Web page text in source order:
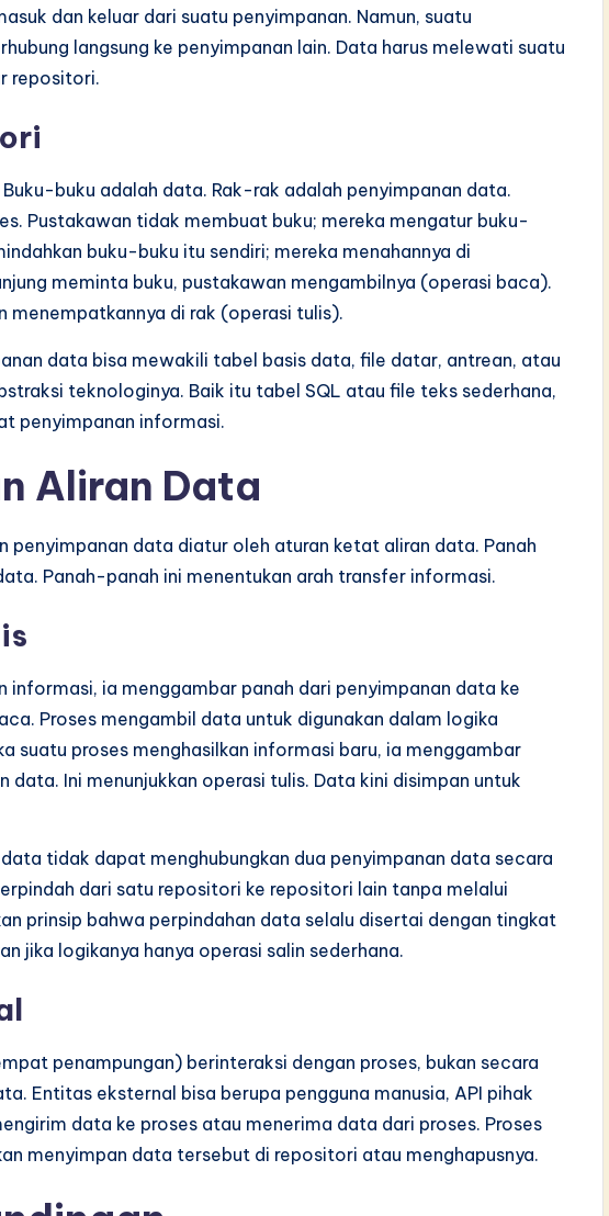
dan keluar dari suatu penyimpanan. Namun, suatu
langsung ke penyimpanan lain. Data harus melewati suatu
repositori.
buku adalah data. Rak-rak adalah penyimpanan data.
Pustakawan tidak membuat buku; mereka mengatur buku-
buku-buku itu sendiri; mereka menahannya di
meminta buku, pustakawan mengambilnya (operasi baca).
menempatkannya di rak (operasi tulis).
data bisa mewakili tabel basis data, file datar, antrean, atau
teknologinya. Baik itu tabel SQL atau file teks sederhana,
penyimpanan informasi.
Aliran Data
penyimpanan data diatur oleh aturan ketat aliran data. Panah
Panah-panah ini menentukan arah transfer informasi.
informasi, ia menggambar panah dari penyimpanan data ke
Proses mengambil data untuk digunakan dalam logika
suatu proses menghasilkan informasi baru, ia menggambar
data. Ini menunjukkan operasi tulis. Data kini disimpan untuk
tidak dapat menghubungkan dua penyimpanan data secara
dari satu repositori ke repositori lain tanpa melalui
prinsip bahwa perpindahan data selalu disertai dengan tingkat
jika logikanya hanya operasi salin sederhana.
penampungan) berinteraksi dengan proses, bukan secara
Entitas eksternal bisa berupa pengguna manusia, API pihak
data ke proses atau menerima data dari proses. Proses
menyimpan data tersebut di repositori atau menghapusnya.